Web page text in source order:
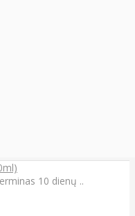
10 dienų ..